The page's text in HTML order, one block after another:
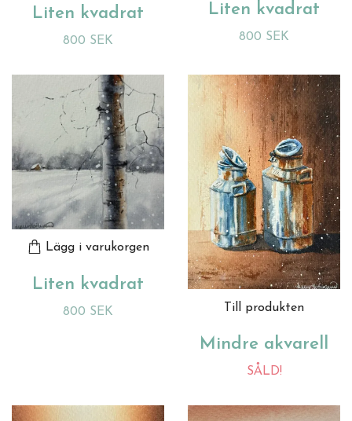
Liten kvadrat
800 SEK
Liten kvadrat
800 SEK
Lägg i varukorgen
Liten kvadrat
800 SEK Till produkten
Mindre akvarell
SÅLD!